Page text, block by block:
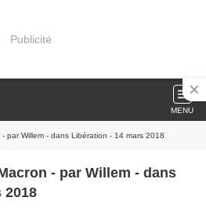
Publicité
MENU
par Willem - dans Libération - 14 mars 2018
- par Willem - dans
2018